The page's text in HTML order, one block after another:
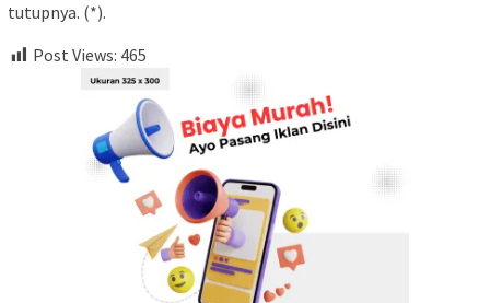
tutupnya. (*).
Post Views: 465